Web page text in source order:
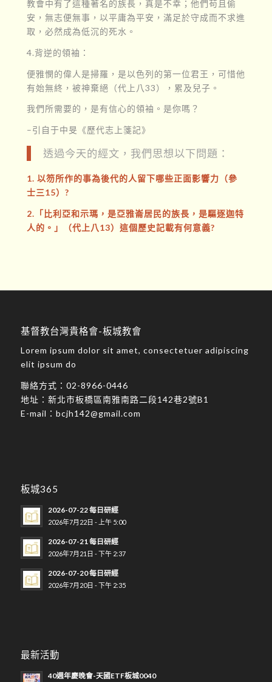
教會中有了這種著名的族長，真是不幸；他們苟且偷
安，無志便無事，以平庸為平安，滿足於守成而不求進
取，必然成為低沉的死水。
4.背逆的領袖：
便雅憫的偉人是掃羅，是以色列的第一位君王，可惜他
有始無終，被神棄絕（代上八33），累及兒子。
我們所需要的，是有信心的領袖。是你嗎？
–引自于中旻《歷代志上箋記》
透過今天的經文，我們思想以下問題：
1. 以笏所作的事為後代的人留下哪些正面影響力（參
士三15）?
2.「比利亞和示瑪，是亞雅崙居民的族長，是驅逐迦特
人的。」（代上八13）這個歷史記載有何意義?
基督教台灣貴格會-板城教會
Lorem ipsum dolor sit amet, consectetuer adipiscing
elit ipsum do
聯絡方式： 02-8966-0446
地址： 新北市板橋區南雅南路二段142巷2號B1
E-mail： bcjh142@gmail.com
板城365
2026-07-22 每日研經
2026年7月22日 - 上午 5:00
2026-07-21 每日研經
2026年7月21日 - 下午 2:37
2026-07-20 每日研經
2026年7月20日 - 下午 2:35
最新活動
40週年慶晚會-天國ETF板城0040